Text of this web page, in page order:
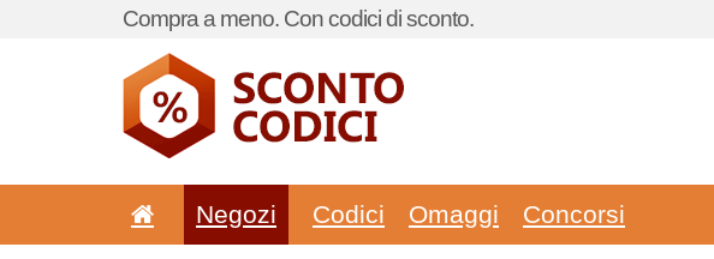
Compra a meno. Con codici di sconto.
Negozi Codici Omaggi Concorsi